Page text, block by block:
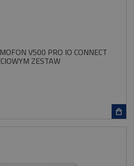
V500 PRO IO CONNECT
ZESTAW